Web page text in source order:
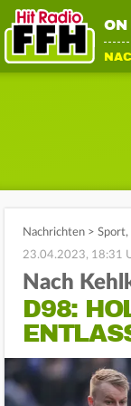
ON
Nachrichten > Sport,
23.04.2023, 18:31
Nach
D98: